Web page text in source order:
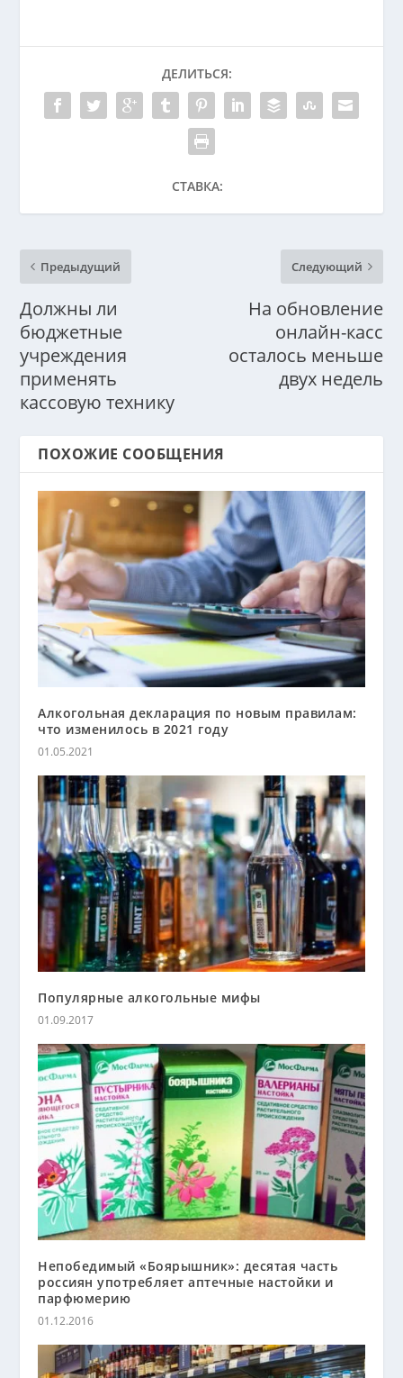
ДЕЛИТЬСЯ:
СТАВКА:
Предыдущий
Должны ли
бюджетные
учреждения
применять
кассовую технику
Следующий
На обновление
онлайн-касс
осталось меньше
двух недель
ПОХОЖИЕ СООБЩЕНИЯ
Алкогольная декларация по новым правилам:
что изменилось в 2021 году
01.05.2021
Популярные алкогольные мифы
01.09.2017
Непобедимый «Боярышник»: десятая часть
россиян употребляет аптечные настойки и
парфюмерию
01.12.2016